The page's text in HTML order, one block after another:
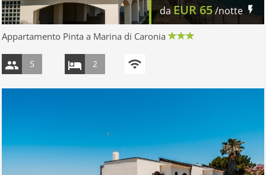
daEUR 65/notte
Appartamento Pinta a Marina di Caronia
5 2